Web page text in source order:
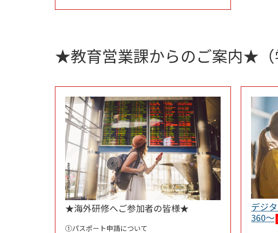
★教育営業課からのご案内★（
★海外研修へご参加者の皆様★
➀パスポート申請について
デジ
360～